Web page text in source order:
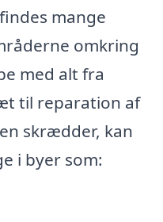
mange
omkring
med alt fra
til reparation af
skrædder, kan
i byer som: